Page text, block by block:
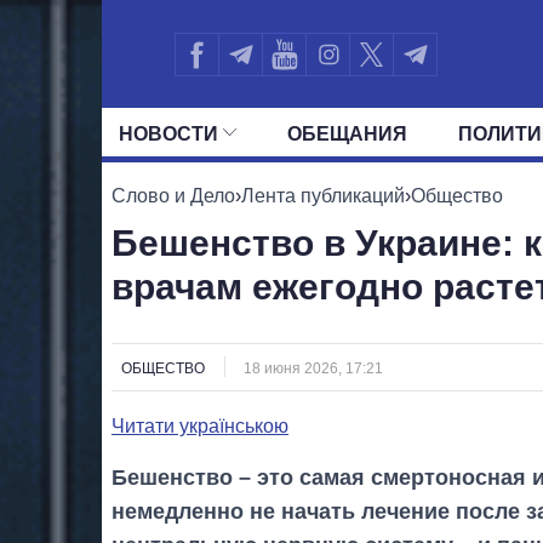
НОВОСТИ ОБЕЩАНИЯ
ВСЕ ПОЛИТИКИ ПРЕЗИДЕНТ И
Слово и Дело›Лента публикаций›Общество
Бешенство в Украине:
врачам ежегодно
ОБЩЕСТВО 18 июня 2026, 17:21
Читати українською
Бешенство – это самая смертоносная
немедленно не начать лечение после